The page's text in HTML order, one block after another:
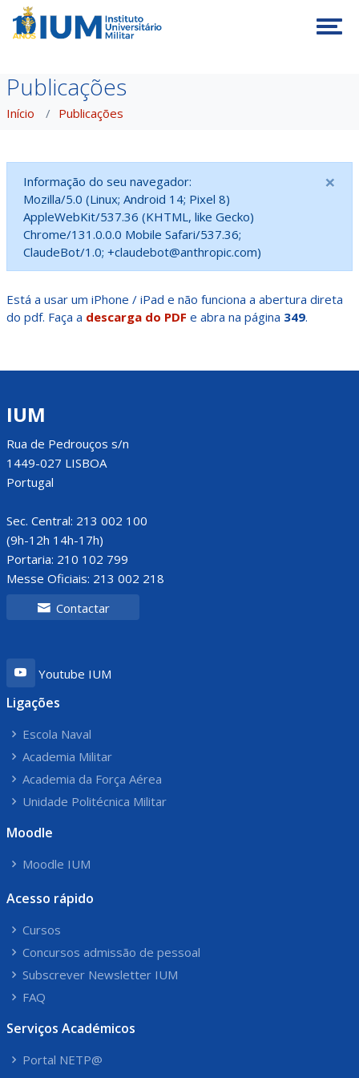
Publicações
Início Publicações
Informação do seu navegador:
Mozilla/5.0 (Linux; Android 14; Pixel 8)
AppleWebKit/537.36 (KHTML, like Gecko)
Chrome/131.0.0.0 Mobile Safari/537.36;
ClaudeBot/1.0; +claudebot@anthropic.com)
×
Está a usar um iPhone / iPad e não funciona a abertura direta
do pdf. Faça a descarga do PDF e abra na página 349.
IUM
Rua de Pedrouços s/n
1449-027 LISBOA
Portugal
Sec. Central: 213 002 100
(9h-12h 14h-17h)
Portaria: 210 102 799
Messe Oficiais: 213 002 218
Contactar
Youtube IUM
Ligações
Escola Naval
Academia Militar
Academia da Força Aérea
Unidade Politécnica Militar
Moodle
Moodle IUM
Acesso rápido
Cursos
Concursos admissão de pessoal
Subscrever Newsletter IUM
FAQ
Serviços Académicos
Portal NETP@